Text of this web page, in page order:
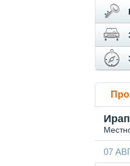
07